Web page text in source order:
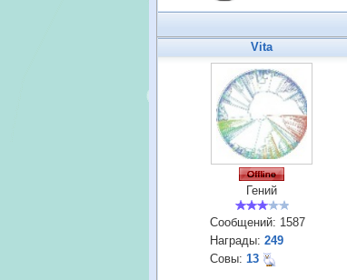
Vita
Гений
Сообщений: 1587
Награды: 249
Совы: 13